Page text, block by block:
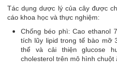
Tác dụng dược lý của cây được
cáo khoa học và thực nghiệm:
Chống béo phì: Cao ethanol
tích lũy lipid trong tế bào mỡ
thể và cải thiện glucose
cholesterol trên mô hình